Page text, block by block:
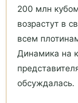
200 млн
возрастут в
всем
Динамика на
обсуждалась.